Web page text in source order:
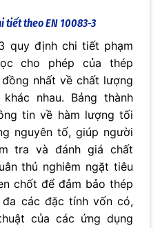
tiết theo EN 10083-3
quy định chi tiết phạm
cho phép của thép
nhất về chất lượng
nhau. Bảng thành
tin về hàm lượng tối
nguyên tố, giúp người
tra và đánh giá chất
thủ nghiêm ngặt tiêu
chốt để đảm bảo thép
các đặc tính vốn có,
của các ứng dụng